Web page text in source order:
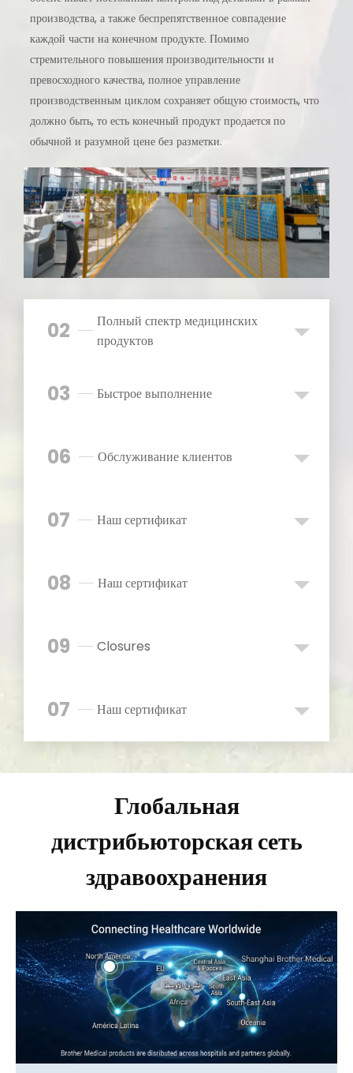
производства, а также беспрепятственное совпадение
каждой части на конечном продукте. Помимо
стремительного повышения производительности и
превосходного качества, полное управление
производственным циклом сохраняет общую стоимость, что
должно быть, то есть конечный продукт продается по
обычной и разумной цене без разметки.
02
Полный спектр медицинских
продуктов
03 Быстрое выполнение
06 Обслуживание клиентов
07 Наш сертификат
08 Наш сертификат
09 Closures
07 Наш сертификат
Глобальная
дистрибьюторская сеть
здравоохранения